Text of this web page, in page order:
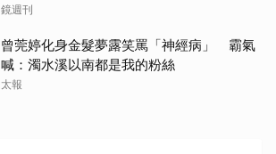
鏡週刊
曾莞婷化身金髮夢露笑罵「神經病」 霸氣
喊：濁水溪以南都是我的粉絲
太報